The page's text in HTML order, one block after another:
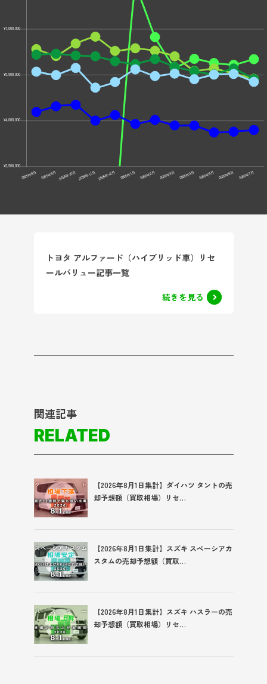
トヨタ アルファード（ハイブリッド車）リセ
ールバリュー記事一覧
続きを見る
関連記事
RELATED
【2026年8月1日集計】ダイハツ タントの売
却予想額（買取相場）リセ…
【2026年8月1日集計】スズキ スペーシアカ
スタムの売却予想額（買取…
【2026年8月1日集計】スズキ ハスラーの売
却予想額（買取相場）リセ…